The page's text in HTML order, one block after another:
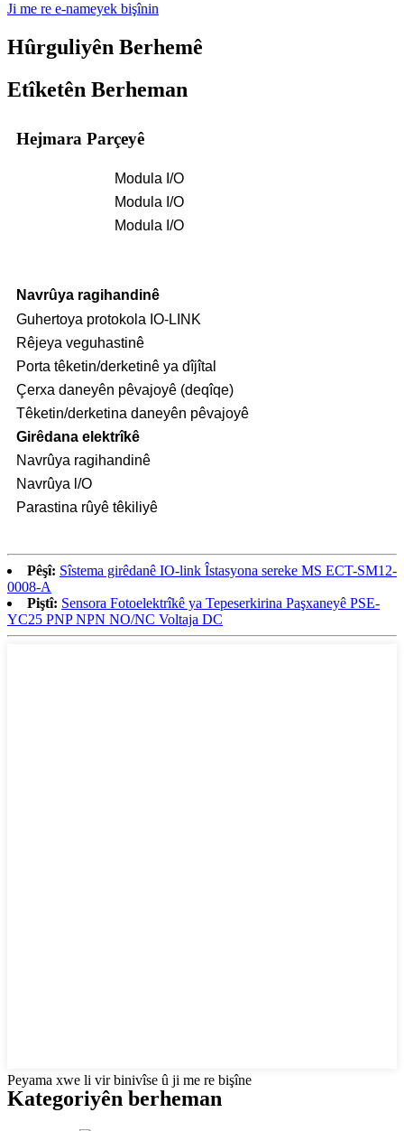
Ji me re e-nameyek bişînin
Hûrguliyên Berhemê
Etîketên Berheman
Hejmara Parçeyê
Modula I/O
Modula I/O
Modula I/O
Navrûya ragihandinê
Guhertoya protokola IO-LINK
Rêjeya veguhastinê
Porta têketin/derketinê ya dîjîtal
Çerxa daneyên pêvajoyê (deqîqe)
Têketin/derketina daneyên pêvajoyê
Girêdana elektrîkê
Navrûya ragihandinê
Navrûya l/O
Parastina rûyê têkiliyê
Pêşî: Sîstema girêdanê IO-link Îstasyona sereke MS ECT-SM12-
0008-A
Piştî: Sensora Fotoelektrîkê ya Tepeserkirina Paşxaneyê PSE-
YC25 PNP NPN NO/NC Voltaja DC
Peyama xwe li vir binivîse û ji me re bişîne
Kategoriyên berheman